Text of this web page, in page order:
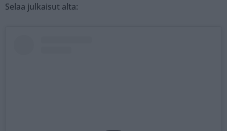
Selaa julkaisut alta: